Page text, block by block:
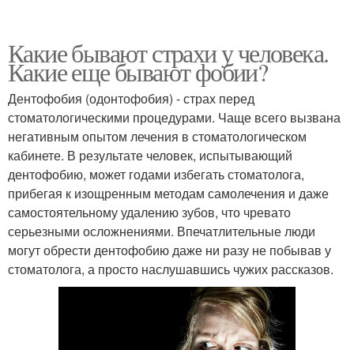
Какие бывают страхи у человека.
Какие еще бывают фобии?
Дентофобия (одонтофобия) - страх перед
стоматологическими процедурами. Чаще всего вызвана
негативным опытом лечения в стоматологическом
кабинете. В результате человек, испытывающий
дентофобию, может годами избегать стоматолога,
прибегая к изощренным методам самолечения и даже
самостоятельному удалению зубов, что чревато
серьезными осложнениями. Впечатлительные люди
могут обрести дентофобию даже ни разу не побывав у
стоматолога, а просто наслушавшись чужих рассказов.